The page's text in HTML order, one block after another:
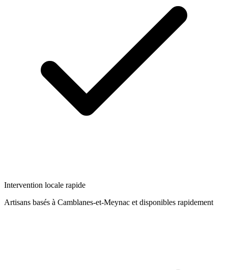
Intervention locale rapide
Artisans basés à Camblanes-et-Meynac et disponibles rapidement